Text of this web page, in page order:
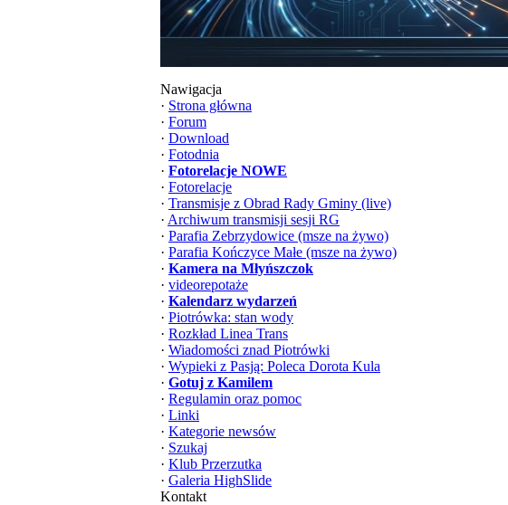
Nawigacja
· Strona główna
· Forum
· Download
· Fotodnia
· Fotorelacje NOWE
· Fotorelacje
· Transmisje z Obrad Rady Gminy (live)
· Archiwum transmisji sesji RG
· Parafia Zebrzydowice (msze na żywo)
· Parafia Kończyce Małe (msze na żywo)
· Kamera na Młyńszczok
· videorepotaże
· Kalendarz wydarzeń
· Piotrówka: stan wody
· Rozkład Linea Trans
· Wiadomości znad Piotrówki
· Wypieki z Pasją: Poleca Dorota Kula
· Gotuj z Kamilem
· Regulamin oraz pomoc
· Linki
· Kategorie newsów
· Szukaj
· Klub Przerzutka
· Galeria HighSlide
Kontakt